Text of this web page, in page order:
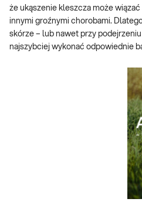
że ukąszenie kleszcza może
innymi groźnymi chorobami.
skórze – lub nawet przy
najszybciej wykonać odpowiednie